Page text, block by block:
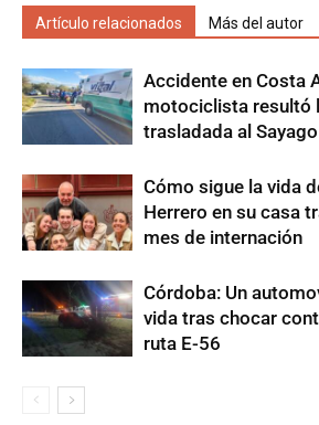
Artículo relacionados Más del autor
Accidente en Costa
motociclista resultó
trasladada al Sayago
Cómo sigue la vida
Herrero en su casa
mes de internación
Córdoba: Un
vida tras chocar
ruta E-56